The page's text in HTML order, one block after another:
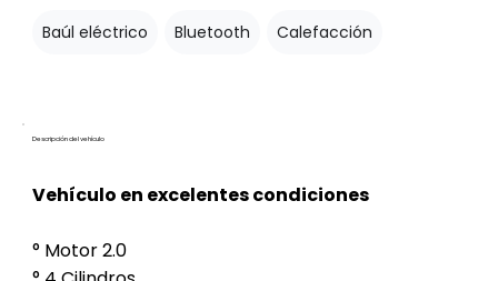
Baúl eléctrico Bluetooth Calefacción
Descripción del vehículo
Vehículo en excelentes condiciones
° Motor 2.0